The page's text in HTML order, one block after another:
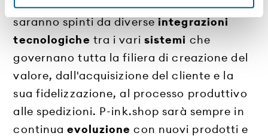
ottimizzazioni dei processi interni
saranno spinti da diverseintegrazioni
tecnologiche tra i vari sistemi che
governano tutta la filiera di creazione del
valore, dall'acquisizione del cliente e la
sua fidelizzazione, al processo produttivo
alle spedizioni. P-ink.shop sarà sempre in
continuaevoluzione con nuovi prodotti e